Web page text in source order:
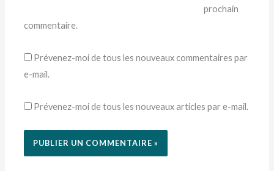
prochain
commentaire.
Prévenez-moi de tous les nouveaux commentaires par
e-mail.
Prévenez-moi de tous les nouveaux articles par e-mail.